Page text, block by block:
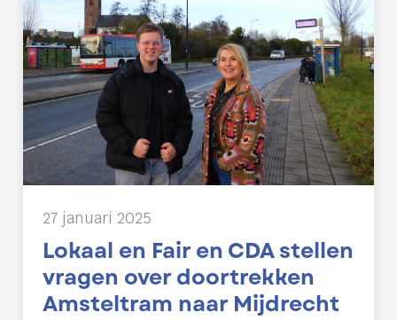
27 januari 2025
Lokaal en Fair en CDA stellen
vragen over doortrekken
Amsteltram naar Mijdrecht